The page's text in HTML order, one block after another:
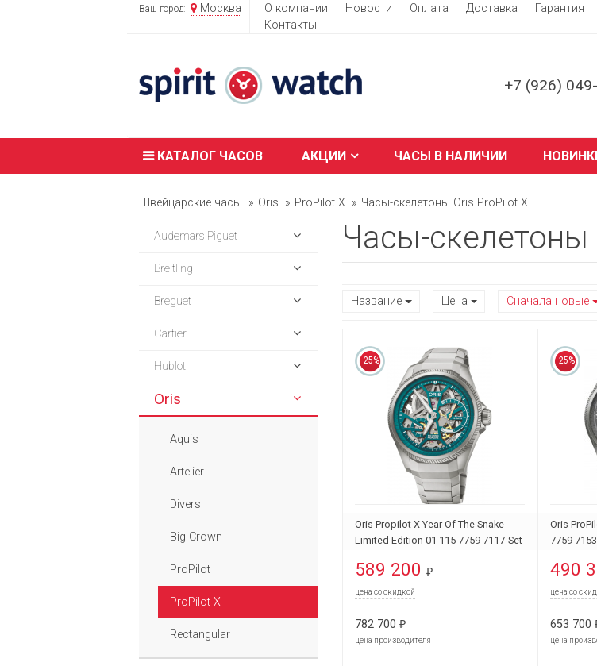
Ваш город: Москва О компании Новости Оплата Доставка Гарантия
Контакты
+7 (926)
КАТАЛОГ ЧАСОВ АКЦИИ ЧАСЫ В НАЛИЧИИ
Швейцарские часы Oris ProPilot X Часы-скелетоны Oris ProPilot X
Audemars Piguet
Breitling
Breguet
Cartier
Hublot
Oris
Aquis
Artelier
Divers
Big Crown
ProPilot
ProPilot X
Rectangular
Часы-скелетоны
Название Цена Сначала новые
25%
Oris Propilot X Year Of The Snake
Limited Edition 01 115 7759 7117-Set
589 200 ₽
цена со скидкой
782 700 ₽
цена производителя
25%
Oris
7759
490
цена со
653 700
цена